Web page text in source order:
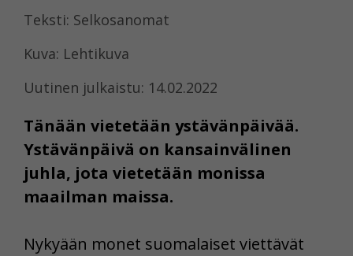
Teksti: Selkosanomat
Kuva: Lehtikuva
Uutinen julkaistu: 14.02.2022
Tänään vietetään ystävänpäivää.
Ystävänpäivä on kansainvälinen
juhla, jota vietetään monissa
maailman maissa.
Nykyään monet suomalaiset viettävät